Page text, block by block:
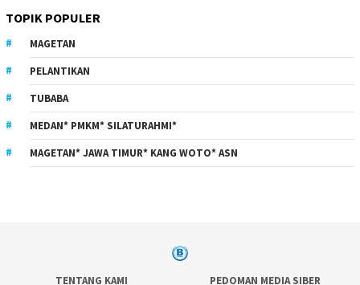
TOPIK POPULER
MAGETAN
PELANTIKAN
TUBABA
MEDAN* PMKM* SILATURAHMI*
MAGETAN* JAWA TIMUR* KANG WOTO* ASN
TENTANG KAMI PEDOMAN MEDIA SIBER